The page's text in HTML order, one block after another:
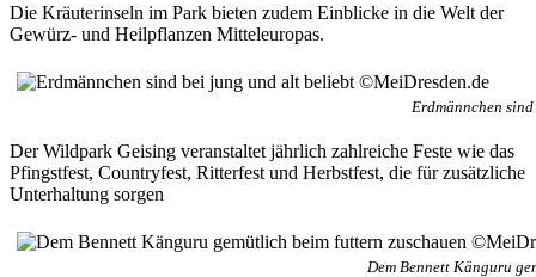
Die Kräuterinseln im Park bieten zudem Einblicke in die Welt der
Gewürz- und Heilpflanzen Mitteleuropas.
Erdmännchen
Der Wildpark Geising veranstaltet jährlich zahlreiche Feste wie das
Pfingstfest, Countryfest, Ritterfest und Herbstfest, die für zusätzliche
Unterhaltung sorgen
Dem Bennett Känguru